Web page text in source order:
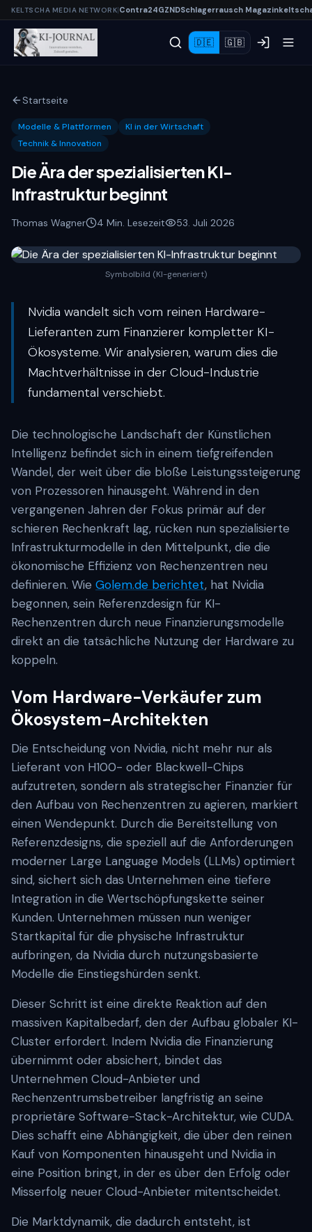
KELTSCHA MEDIA NETWORK|Contra24GZNDSchlagerrausch Magazin
🇩🇪 🇬🇧
Startseite
Modelle & Plattformen
KI in der Wirtschaft
Technik & Innovation
Die Ära der spezialisierten KI-
Infrastruktur beginnt
Thomas Wagner 4 Min. Lesezeit 53. Juli 2026
Symbolbild (KI-generiert)
Nvidia wandelt sich vom reinen Hardware-
Lieferanten zum Finanzierer kompletter KI-
Ökosysteme. Wir analysieren, warum dies die
Machtverhältnisse in der Cloud-Industrie
fundamental verschiebt.
Die technologische Landschaft der Künstlichen
Intelligenz befindet sich in einem tiefgreifenden
Wandel, der weit über die bloße Leistungssteigerung
von Prozessoren hinausgeht. Während in den
vergangenen Jahren der Fokus primär auf der
schieren Rechenkraft lag, rücken nun spezialisierte
Infrastrukturmodelle in den Mittelpunkt, die die
ökonomische Effizienz von Rechenzentren neu
definieren. Wie Golem.de berichtet, hat Nvidia
begonnen, sein Referenzdesign für KI-
Rechenzentren durch neue Finanzierungsmodelle
direkt an die tatsächliche Nutzung der Hardware zu
koppeln.
Vom Hardware-Verkäufer zum
Ökosystem-Architekten
Die Entscheidung von Nvidia, nicht mehr nur als
Lieferant von H100- oder Blackwell-Chips
aufzutreten, sondern als strategischer Finanzier für
den Aufbau von Rechenzentren zu agieren, markiert
einen Wendepunkt. Durch die Bereitstellung von
Referenzdesigns, die speziell auf die Anforderungen
moderner Large Language Models (LLMs) optimiert
sind, sichert sich das Unternehmen eine tiefere
Integration in die Wertschöpfungskette seiner
Kunden. Unternehmen müssen nun weniger
Startkapital für die physische Infrastruktur
aufbringen, da Nvidia durch nutzungsbasierte
Modelle die Einstiegshürden senkt.
Dieser Schritt ist eine direkte Reaktion auf den
massiven Kapitalbedarf, den der Aufbau globaler KI-
Cluster erfordert. Indem Nvidia die Finanzierung
übernimmt oder absichert, bindet das
Unternehmen Cloud-Anbieter und
Rechenzentrumsbetreiber langfristig an seine
proprietäre Software-Stack-Architektur, wie CUDA.
Dies schafft eine Abhängigkeit, die über den reinen
Kauf von Komponenten hinausgeht und Nvidia in
eine Position bringt, in der es über den Erfolg oder
Misserfolg neuer Cloud-Anbieter mitentscheidet.
Die Marktdynamik, die dadurch entsteht, ist